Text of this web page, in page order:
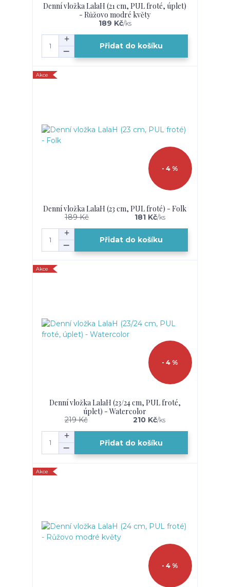
Denní vložka LalaH (21 cm, PUL froté, úplet)
- Růžovo modré květy
189 Kč/ks
Přidat do košíku
Akce
- 4 %
Denní vložka LalaH (23 cm, PUL froté) - Folk
189 Kč 181 Kč/ks
Přidat do košíku
Akce
- 4 %
Denní vložka LalaH (23/24 cm, PUL froté,
úplet) - Watercolor
219 Kč 210 Kč/ks
Přidat do košíku
Akce
- 4 %